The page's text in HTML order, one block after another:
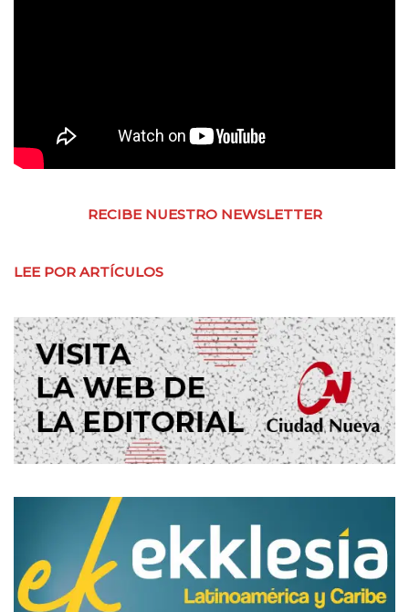
RECIBE NUESTRO NEWSLETTER
LEE POR ARTÍCULOS